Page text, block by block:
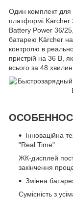
Один комплект для
платформі Kärcher
Battery Power 36/
батарею Kärcher на
контролю в
пристрій на 36 В,
всього за 48
Інноваційна
"Real Time"
ЖК-дисплей
закінчення
Змінна
Сумісність з